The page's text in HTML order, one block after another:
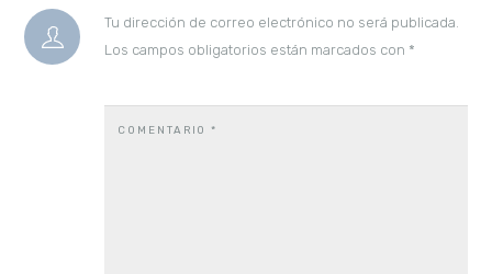
Tu dirección de correo electrónico no será publicada.
Los campos obligatorios están marcados con *
COMENTARIO*